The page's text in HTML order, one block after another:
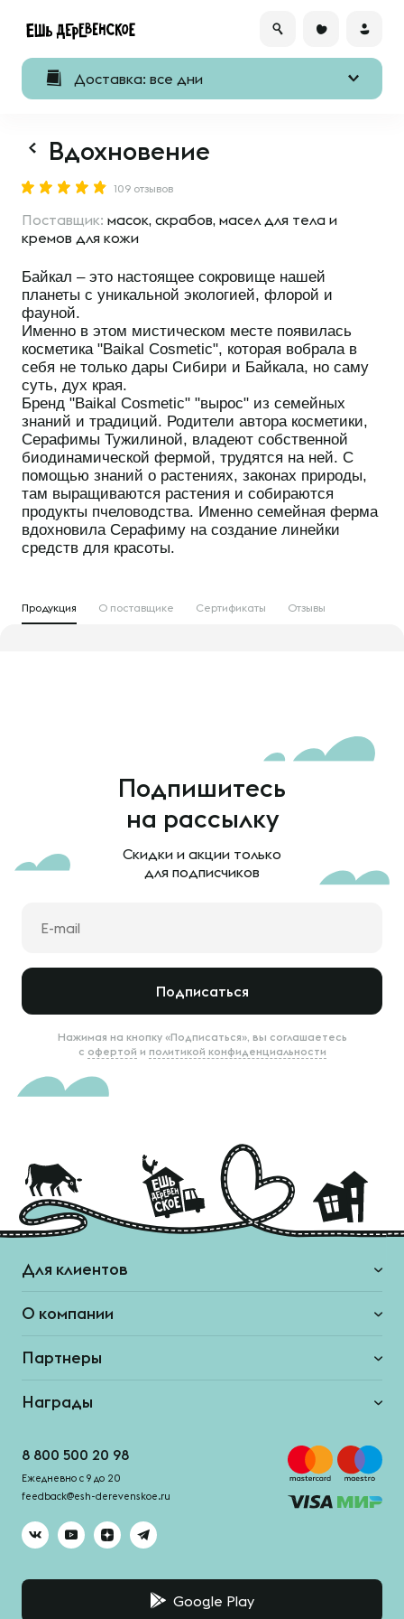
Доставка: все дни
Вдохновение
109 отзывов
Поставщик: масок, скрабов, масел для тела и
кремов для кожи
Байкал – это настоящее сокровище нашей
планеты с уникальной экологией, флорой и
фауной.
Именно в этом мистическом месте появилась
косметика "Baikal Cosmetic", которая вобрала в
себя не только дары Сибири и Байкала, но саму
суть, дух края.
Бренд "Baikal Cosmetic" "вырос" из семейных
знаний и традиций. Родители автора косметики,
Серафимы Тужилиной, владеют собственной
биодинамической фермой, трудятся на ней. С
помощью знаний о растениях, законах природы,
там выращиваются растения и собираются
продукты пчеловодства. Именно семейная ферма
вдохновила Серафиму на создание линейки
средств для красоты.
Продукция О поставщике Сертификаты Отзывы
Подпишитесь
на рассылку
Скидки и акции только
для подписчиков
Подписаться
Нажимая на кнопку «Подписаться», вы соглашаетесь
с офертой и политикой конфиденциальности
Для клиентов
О компании
Партнеры
Награды
8 800 500 20 98
Ежедневно с 9 до 20
feedback@esh-derevenskoe.ru
Google Play